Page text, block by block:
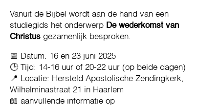
Vanuit de Bijbel wordt aan de hand van een
studiegids het onderwerp De wederkomst van
Christus gezamenlijk besproken.
📅 Datum: 16 en 23 juni 2025
🕒 Tijd: 14-16 uur of 20-22 uur (op beide dagen)
📍 Locatie: Hersteld Apostolische Zendingkerk,
Wilhelminastraat 21 in Haarlem
📖 aanvullende informatie op